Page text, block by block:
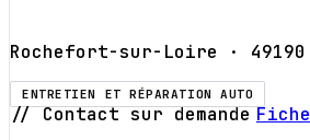
Rochefort-sur-Loire · 49190
ENTRETIEN ET RÉPARATION AUTO
// Contact sur demande Fiche